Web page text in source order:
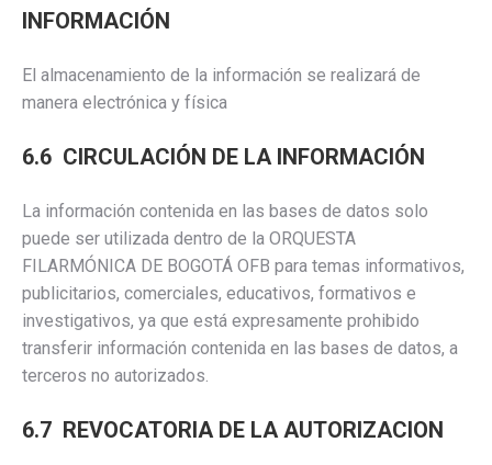
INFORMACIÓN
El almacenamiento de la información se realizará de
manera electrónica y física
6.6 CIRCULACIÓN DE LA INFORMACIÓN
La información contenida en las bases de datos solo
puede ser utilizada dentro de la ORQUESTA
FILARMÓNICA DE BOGOTÁ OFB para temas informativos,
publicitarios, comerciales, educativos, formativos e
investigativos, ya que está expresamente prohibido
transferir información contenida en las bases de datos, a
terceros no autorizados.
6.7 REVOCATORIA DE LA AUTORIZACION